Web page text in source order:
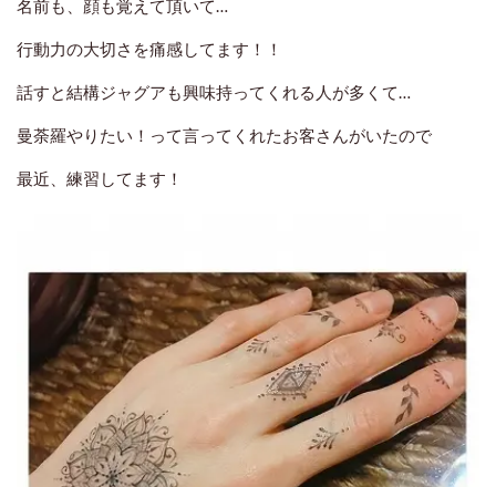
名前も、顔も覚えて頂いて…
行動力の大切さを痛感してます！！
話すと結構ジャグアも興味持ってくれる人が多くて…
曼荼羅やりたい！って言ってくれたお客さんがいたので
最近、練習してます！